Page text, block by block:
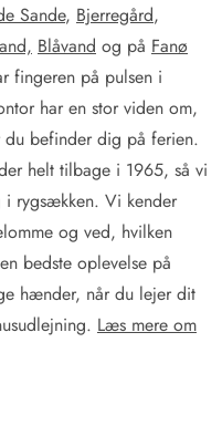
Sande, Bjerregård,
Blåvand og på Fanø
fingeren på pulsen i
har en stor viden om,
befinder dig på ferien.
helt tilbage i 1965, så vi
i rygsækken. Vi kender
og ved, hvilken
bedste oplevelse på
hænder, når du lejer dit
Læs mere om